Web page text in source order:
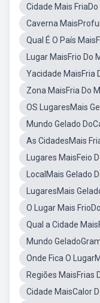
Cidade Mais
Caverna
Qual É O País
Lugar MaisFrio Do
Yacidade MaisFria
Zona MaisFria Do
OS LugaresMais
Mundo Gelado
As CidadesMais
Lugares MaisFeio
LocalMais Gelado
LugaresMais
O Lugar Mais
Qual a Cidade
Mundo
Onde Fica O
Regiões MaisFrias
Cidade MaisCalor